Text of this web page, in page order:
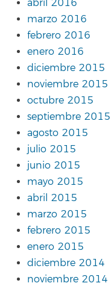
abril 2016
marzo 2016
febrero 2016
enero 2016
diciembre 2015
noviembre 2015
octubre 2015
septiembre 2015
agosto 2015
julio 2015
junio 2015
mayo 2015
abril 2015
marzo 2015
febrero 2015
enero 2015
diciembre 2014
noviembre 2014